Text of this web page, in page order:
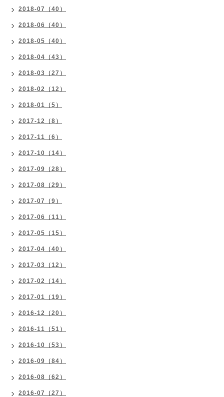
2018-07（40）
2018-06（40）
2018-05（40）
2018-04（43）
2018-03（27）
2018-02（12）
2018-01（5）
2017-12（8）
2017-11（6）
2017-10（14）
2017-09（28）
2017-08（29）
2017-07（9）
2017-06（11）
2017-05（15）
2017-04（40）
2017-03（12）
2017-02（14）
2017-01（19）
2016-12（20）
2016-11（51）
2016-10（53）
2016-09（84）
2016-08（62）
2016-07（27）